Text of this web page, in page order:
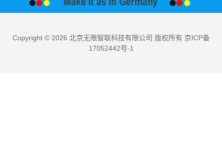
Copyright © 2026 北京无限智联科技有限公司 版权所有 京ICP备
17052442号-1